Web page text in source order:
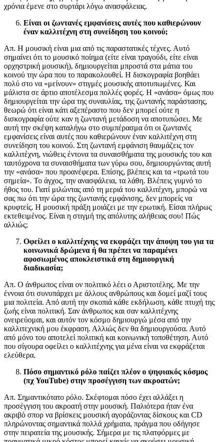
χρόνια έμενε στο συρτάρι λόγω ανασφάλειας.
Είναι οι ζωντανές εμφανίσεις αυτές που καθιερώνουν
έναν καλλιτέχνη στη συνείδηση του κοινού;
Απ. Η μουσική είναι μια από τις παραστατικές τέχνες. Αυτό
σημαίνει ότι το μουσικό ποίημα (είτε είναι τραγούδι, είτε είναι
ορχηστρική μουσική), δημιουργείται μπροστά στα μάτια του
κοινού την ώρα που το παρακολουθεί. Η δισκογραφία βοηθάει
πολύ στο να «μείνουν» στιγμές μουσικής αποτυπωμένες. Και
μάλιστα σε άρτιο αποτέλεσμα πολλές φορές. Η «ανάσα» όμως που
δημιουργείται την ώρα της συναυλίας, της ζωντανής παράστασης,
θεωρώ ότι είναι κάτι αξεπέραστο που δεν μπορεί ούτε η
δισκογραφία ούτε καν η ζωντανή μετάδοση να αποτυπώσει. Με
αυτή την σκέψη καταλήγω στο συμπέρασμα ότι οι ζωντανές
εμφανίσεις είναι αυτές που καθιερώνουν έναν καλλιτέχνη στη
συνείδηση του κοινού. Στη ζωντανή εμφάνιση θαυμάζεις τον
καλλιτέχνη, νιώθεις έντονα τα συναισθήματα της μουσικής του και
ταυτόχρονα τα συναισθήματα των γύρω σου, δημιουργώντας αυτή
την «ανάσα» που προανέφερα. Επίσης, βλέπεις και τα «τρωτά του
σημεία». Το άγχος, την ανασφάλεια, τα λάθη. Βλέπεις γυμνό το
ήθος του. Γιατί μιλώντας από τη μεριά του καλλιτέχνη, μπορώ να
σας πω ότι την ώρα της ζωντανής εμφάνισης, δεν μπορείς να
κρυφτείς. Η μουσική πράξη μοιάζει με την ερωτική. Είσαι πλήρως
εκτεθειμένος. Είναι η στιγμή της απόλυτης αλήθειας σου! Πώς
αλλιώς;
Οφείλει ο καλλιτέχνης να εκφράζει την άποψη του για τα
κοινωνικά δρώμενα ή θα πρέπει να παραμένει
αφοσιωμένος αποκλειστικά στη δημιουργική
διαδικασία;
Απ. Ο άνθρωπος είναι ον πολιτικό λέει ο Αριστοτέλης. Με την
έννοια ότι συνυπάρχει με άλλους ανθρώπους και δομεί μαζί τους
μια πολιτεία. Από αυτή την σκοπιά κάθε εκδήλωση, κάθε πτυχή της
ζωής είναι πολιτική. Σαν άνθρωπος και σαν καλλιτέχνης
ονειρεύομαι, και αυτόν τον κόσμο δημιουργώ μέσα από την
καλλιτεχνική μου έκφραση. Αλλιώς δεν θα δημιουργούσα. Αυτό
από μόνο του αποτελεί πολιτική και κοινωνική τοποθέτηση. Αυτό
που σίγουρα οφείλει ο καλλιτέχνης για μένα είναι να εκφράζεται
ελεύθερα.
Πόσο σημαντικό ρόλο παίζει πλέον ο ψηφιακός κόσμος
(πχ YouTube) στην προσέγγιση των ακροατών;
Απ. Σημαντικότατο ρόλο. Σκέφτομαι πόσο έχει αλλάξει η
προσέγγιση του ακροατή στην μουσική. Παλιότερα ήταν ένα
ακριβό σπορ να βρίσκεις μουσική αγοράζοντας δίσκους και CD
πληρώνοντας σημαντικά πολλά χρήματα, πράγμα που οδήγησε
στην πειρατεία της μουσικής. Σήμερα με τις πλατφόρμες με